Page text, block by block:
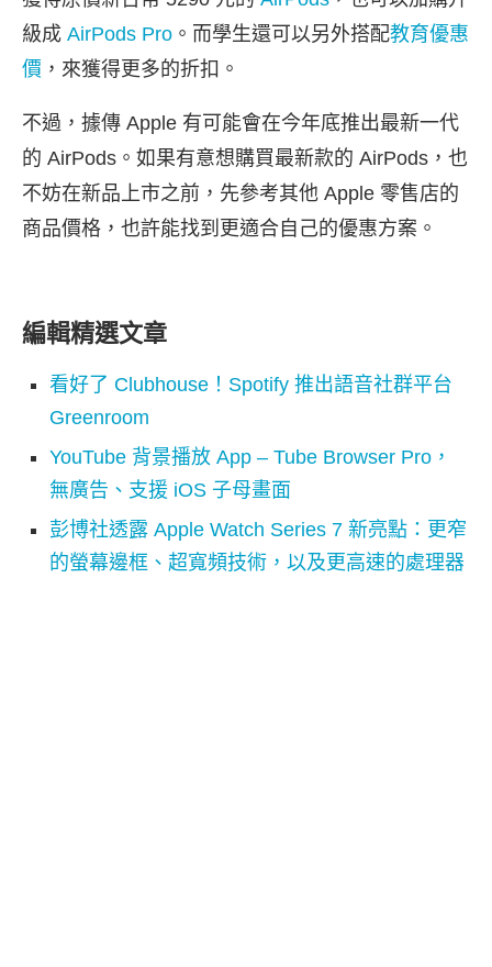
級成 AirPods Pro 。而學生還可以另外搭配教育優惠
價 ，來獲得更多的折扣。
不過，據傳 Apple 有可能會在今年底推出最新一代
的 AirPods。如果有意想購買最新款的 AirPods，也
不妨在新品上市之前，先參考其他 Apple 零售店的
商品價格，也許能找到更適合自己的優惠方案。
編輯精選文章
看好了 Clubhouse！Spotify 推出語音社群平台
Greenroom
YouTube 背景播放 App – Tube Browser Pro，
無廣告、支援 iOS 子母畫面
彭博社透露 Apple Watch Series 7 新亮點：更窄
的螢幕邊框、超寬頻技術，以及更高速的處理器